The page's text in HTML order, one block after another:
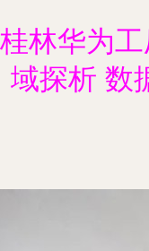
桂林华为
域探析 数